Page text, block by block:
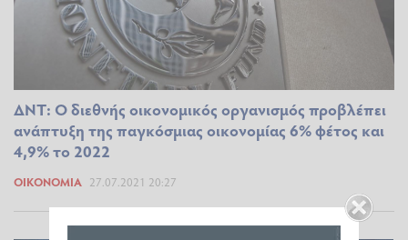
ΔΝΤ: Ο διεθνής οικονομικός οργανισμός προβλέπει
ανάπτυξη της παγκόσμιας οικονομίας 6% φέτος και
4,9% το 2022
ΟΙΚΟΝΟΜΊΑ 27.07.2021 20:27